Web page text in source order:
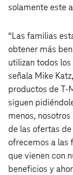
solamente este
“Las familias
obtener más
utilizan todos
señala Mike
productos de
siguen
menos,
de las ofertas
ofrecemos a las
que vienen con
beneficios y